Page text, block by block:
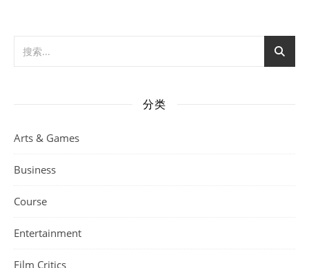
分类
Arts & Games
Business
Course
Entertainment
Film Critics